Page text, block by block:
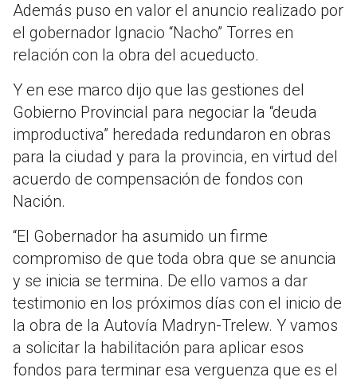
Además puso en valor el anuncio realizado por
el gobernador Ignacio “Nacho” Torres en
relación con la obra del acueducto.
Y en ese marco dijo que las gestiones del
Gobierno Provincial para negociar la “deuda
improductiva” heredada redundaron en obras
para la ciudad y para la provincia, en virtud del
acuerdo de compensación de fondos con
Nación.
“El Gobernador ha asumido un firme
compromiso de que toda obra que se anuncia
y se inicia se termina. De ello vamos a dar
testimonio en los próximos días con el inicio de
la obra de la Autovía Madryn-Trelew. Y vamos
a solicitar la habilitación para aplicar esos
fondos para terminar esa verguenza que es el